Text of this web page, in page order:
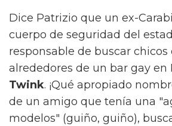
Dice Patrizio que un ex-
cuerpo de seguridad del
responsable de buscar chicos
alrededores de un bar gay en
Twink. ¡Qué apropiado
de un amigo que tenía una
modelos" (guiño, guiño),